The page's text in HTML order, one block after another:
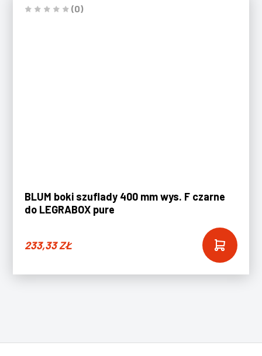
(0)
BLUM boki szuflady 400 mm wys. F czarne
do LEGRABOX pure
233,33ZŁ